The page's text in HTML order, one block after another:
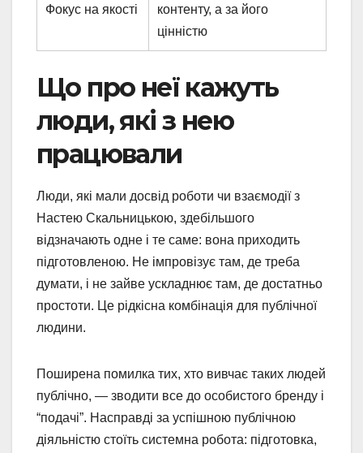
Фокус на якості
контенту, а за його
цінністю
Що про неї кажуть
люди, які з нею
працювали
Люди, які мали досвід роботи чи взаємодії з
Настею Скальницькою, здебільшого
відзначають одне і те саме: вона приходить
підготовленою. Не імпровізує там, де треба
думати, і не зайве ускладнює там, де достатньо
простоти. Це рідкісна комбінація для публічної
людини.
Поширена помилка тих, хто вивчає таких людей
публічно, — зводити все до особистого бренду і
“подачі”. Насправді за успішною публічною
діяльністю стоїть системна робота: підготовка,